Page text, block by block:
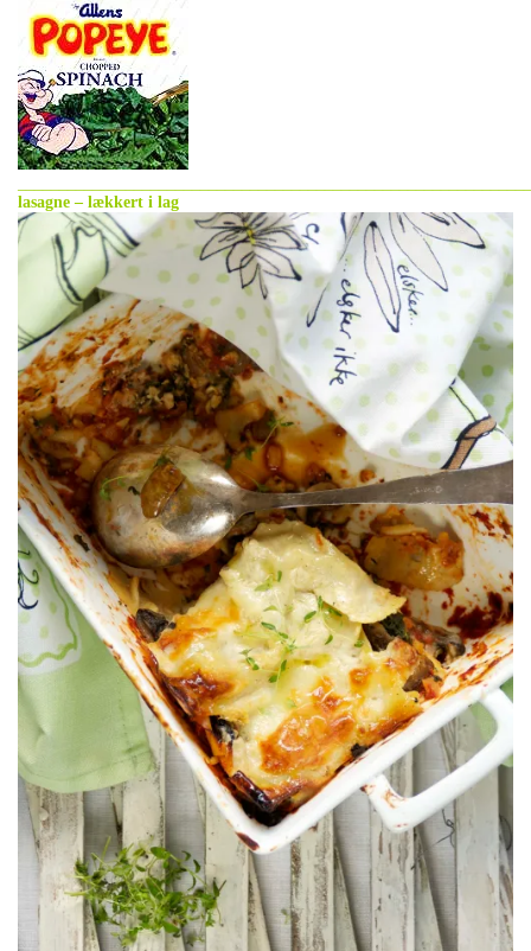
lasagne – lækkert i lag